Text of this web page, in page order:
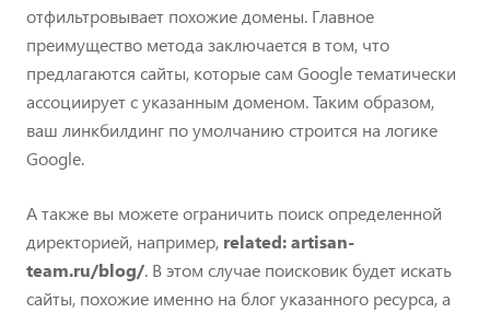
отфильтровывает похожие домены. Главное
преимущество метода заключается в том, что
предлагаются сайты, которые сам Google тематически
ассоциирует с указанным доменом. Таким образом,
ваш линкбилдинг по умолчанию строится на логике
Google.
А также вы можете ограничить поиск определенной
директорией, например, related: artisan-
team.ru/blog/. В этом случае поисковик будет искать
сайты, похожие именно на блог указанного ресурса, а